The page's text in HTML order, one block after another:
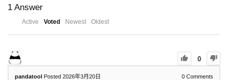
1 Answer
Active Voted Newest Oldest
0
pandatool Posted 2026年3月20日 0 Comments